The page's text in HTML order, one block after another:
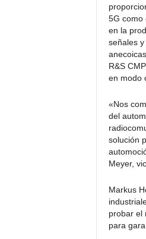
5G como
en la
señales
R&S
en modo
«Nos
del
solución
Meyer,
Markus
probar el
para